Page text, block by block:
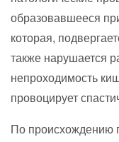
образовавшееся
которая,
также нарушается
непроходимость
провоцирует
По происхождению